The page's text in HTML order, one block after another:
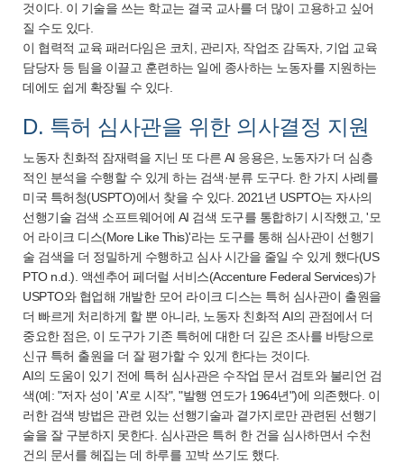
것이다. 이 기술을 쓰는 학교는 결국 교사를 더 많이 고용하고 싶어
질 수도 있다.
이 협력적 교육 패러다임은 코치, 관리자, 작업조 감독자, 기업 교육
담당자 등 팀을 이끌고 훈련하는 일에 종사하는 노동자를 지원하는
데에도 쉽게 확장될 수 있다.
D. 특허 심사관을 위한 의사결정 지원
노동자 친화적 잠재력을 지닌 또 다른 AI 응용은, 노동자가 더 심층
적인 분석을 수행할 수 있게 하는 검색·분류 도구다. 한 가지 사례를
미국 특허청(USPTO)에서 찾을 수 있다. 2021년 USPTO는 자사의
선행기술 검색 소프트웨어에 AI 검색 도구를 통합하기 시작했고, '모
어 라이크 디스(More Like This)'라는 도구를 통해 심사관이 선행기
술 검색을 더 정밀하게 수행하고 심사 시간을 줄일 수 있게 했다(US
PTO n.d.). 액센추어 페더럴 서비스(Accenture Federal Services)가
USPTO와 협업해 개발한 모어 라이크 디스는 특허 심사관이 출원을
더 빠르게 처리하게 할 뿐 아니라, 노동자 친화적 AI의 관점에서 더
중요한 점은, 이 도구가 기존 특허에 대한 더 깊은 조사를 바탕으로
신규 특허 출원을 더 잘 평가할 수 있게 한다는 것이다.
AI의 도움이 있기 전에 특허 심사관은 수작업 문서 검토와 불리언 검
색(예: "저자 성이 'A'로 시작", "발행 연도가 1964년")에 의존했다. 이
러한 검색 방법은 관련 있는 선행기술과 곁가지로만 관련된 선행기
술을 잘 구분하지 못한다. 심사관은 특허 한 건을 심사하면서 수천
건의 문서를 헤집는 데 하루를 꼬박 쓰기도 했다.